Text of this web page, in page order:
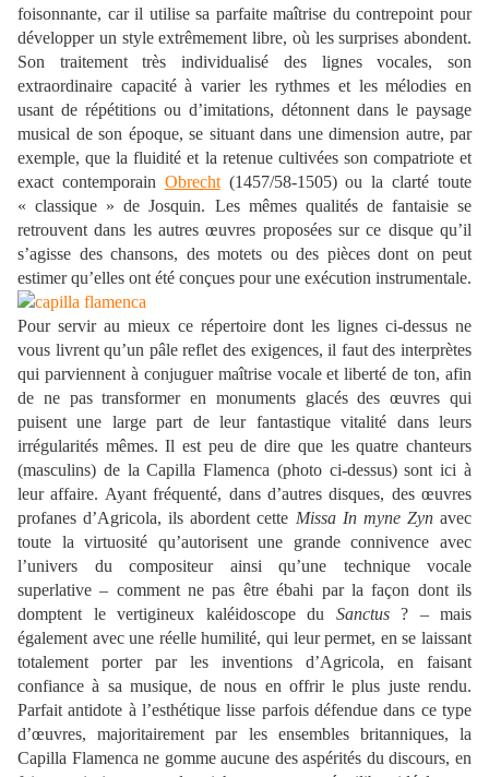
foisonnante, car il utilise sa parfaite maîtrise du contrepoint pour
développer un style extrêmement libre, où les surprises abondent.
Son traitement très individualisé des lignes vocales, son
extraordinaire capacité à varier les rythmes et les mélodies en
usant de répétitions ou d’imitations, détonnent dans le paysage
musical de son époque, se situant dans une dimension autre, par
exemple, que la fluidité et la retenue cultivées son compatriote et
exact contemporain Obrecht(1457/58-1505) ou la clarté toute
« classique » de Josquin. Les mêmes qualités de fantaisie se
retrouvent dans les autres œuvres proposées sur ce disque qu’il
s’agisse des chansons, des motets ou des pièces dont on peut
estimer qu’elles ont été conçues pour une exécution instrumentale.
Pour servir au mieux ce répertoire dont les lignes ci-dessus ne
vous livrent qu’un pâle reflet des exigences, il faut des interprètes
qui parviennent à conjuguer maîtrise vocale et liberté de ton, afin
de ne pas transformer en monuments glacés des œuvres qui
puisent une large part de leur fantastique vitalité dans leurs
irrégularités mêmes. Il est peu de dire que les quatre chanteurs
(masculins) de la Capilla Flamenca (photo ci-dessus) sont ici à
leur affaire. Ayant fréquenté, dans d’autres disques, des œuvres
profanes d’Agricola, ils abordent cette Missa In myne Zynavec
toute la virtuosité qu’autorisent une grande connivence avec
l’univers du compositeur ainsi qu’une technique vocale
superlative – comment ne pas être ébahi par la façon dont ils
domptent le vertigineux kaléidoscope du Sanctus? – mais
également avec une réelle humilité, qui leur permet, en se laissant
totalement porter par les inventions d’Agricola, en faisant
confiance à sa musique, de nous en offrir le plus juste rendu.
Parfait antidote à l’esthétique lisse parfois défendue dans ce type
d’œuvres, majoritairement par les ensembles britanniques, la
Capilla Flamenca ne gomme aucune des aspérités du discours, en